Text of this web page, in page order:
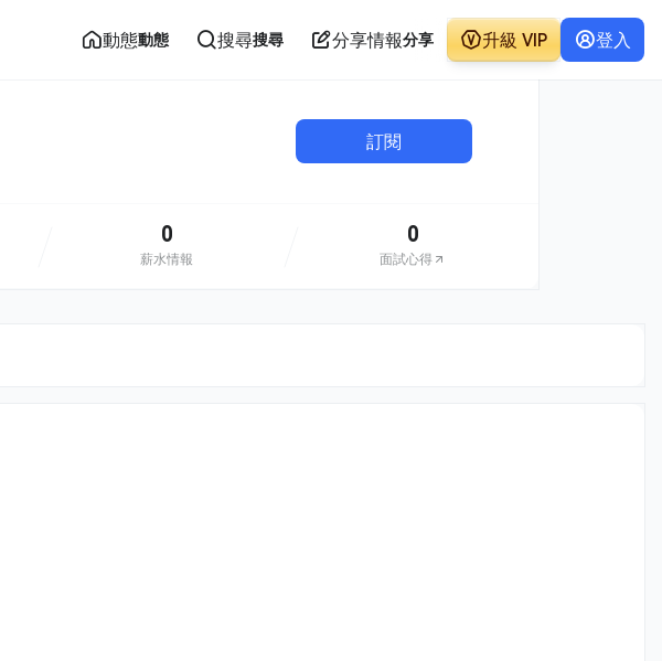
動態動態 搜尋搜尋 分享情報分享 升級 VIP 登入
訂閱
0
薪水情報
0
面試心得